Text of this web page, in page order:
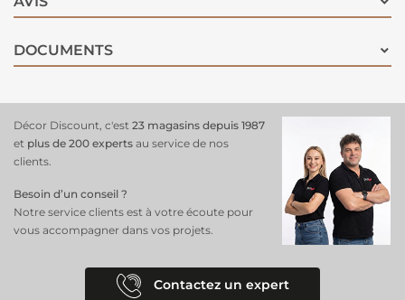
DOCUMENTS
Décor Discount, c'est 23 magasins depuis 1987
et plus de 200 experts au service de nos
clients.
Besoin d’un conseil ?
Notre service clients est à votre écoute pour
vous accompagner dans vos projets.
Contactez un expert